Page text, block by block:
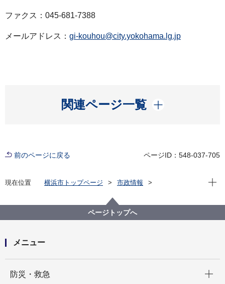
ファクス：045-681-7388
メールアドレス： gi-kouhou@city.yokohama.lg.jp
関連ページ一覧
開く
前のページに戻る ページID：548-037-705
現在位置 横浜市トップページ
市政情報
常任・特別・運営委員会等の所属議員について
現在
ページトップへ
メニュー
防災・救急